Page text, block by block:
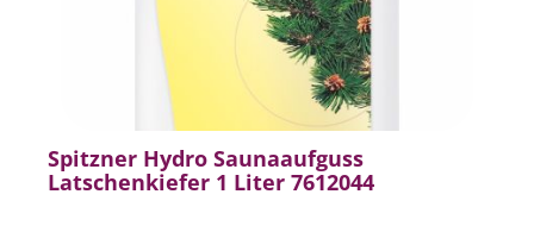
Spitzner Hydro Saunaaufguss
Latschenkiefer 1 Liter 7612044